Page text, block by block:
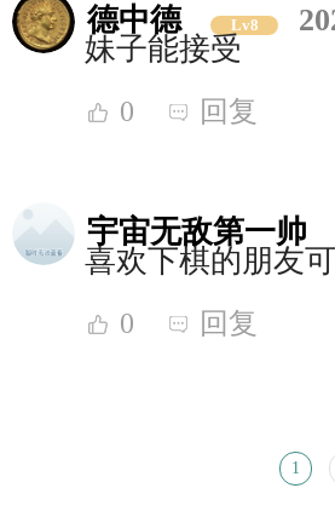
德中德 Lv8
妹子能接受
0 回复
宇宙无敌第一帅
喜欢下棋的朋友
0 回复
1